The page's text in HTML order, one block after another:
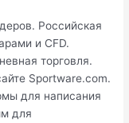
Российская
и CFD.
торговля.
Sportware.com.
для написания
для